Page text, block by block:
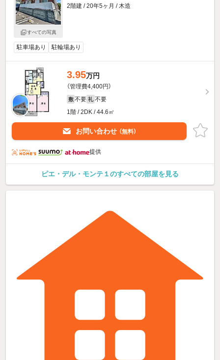
すべての写真
2階建 / 20年5ヶ月 / 木造
駐車場あり 駐輪場あり
3.95万円
（管理費4,400円）
敷 不要 礼 不要
1階 / 2DK / 44.6㎡
お問い合わせ （無料）
提供
ピエ・デル・モンテ１のすべての部屋を見る